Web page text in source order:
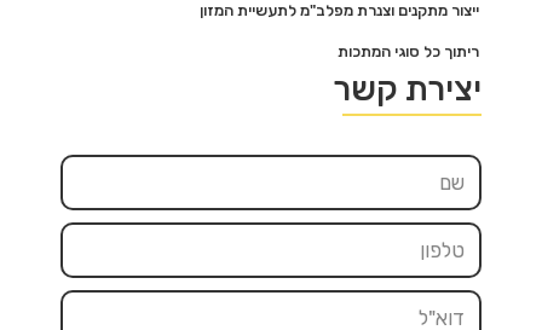
ייצור מתקנים וצנרת מפלב"מ לתעשיית המזון
ריתוך כל סוגי המתכות
יצירת קשר